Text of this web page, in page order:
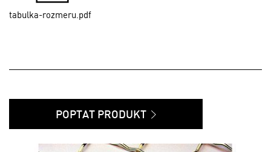
tabulka-rozmeru.pdf
POPTAT PRODUKT